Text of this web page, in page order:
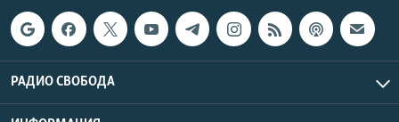
РАДИО СВОБОДА